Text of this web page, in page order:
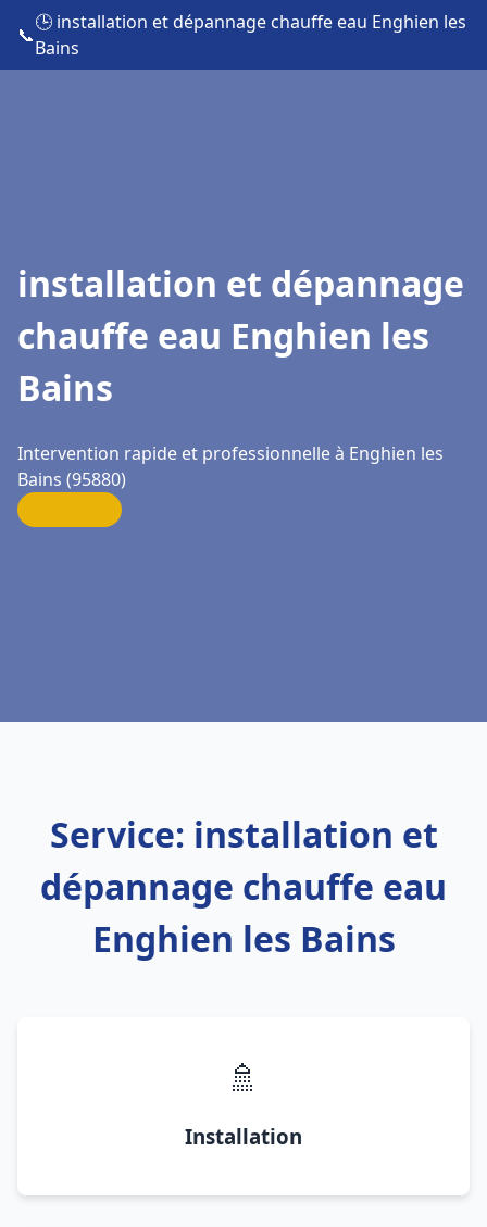
📞
🕒 installation et dépannage chauffe eau Enghien les
Bains
installation et dépannage
chauffe eau Enghien les
Bains
Intervention rapide et professionnelle à Enghien les
Bains (95880)
Service: installation et
dépannage chauffe eau
Enghien les Bains
🚿
Installation